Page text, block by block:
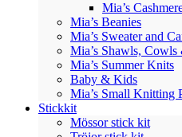
Mia’s
Mia’s Beanies
Mia’s Sweater and
Mia’s Shawls, Cowls
Mia’s Summer Knits
Baby & Kids
Mia’s Small Knitting
Stickkit
Mössor stick kit